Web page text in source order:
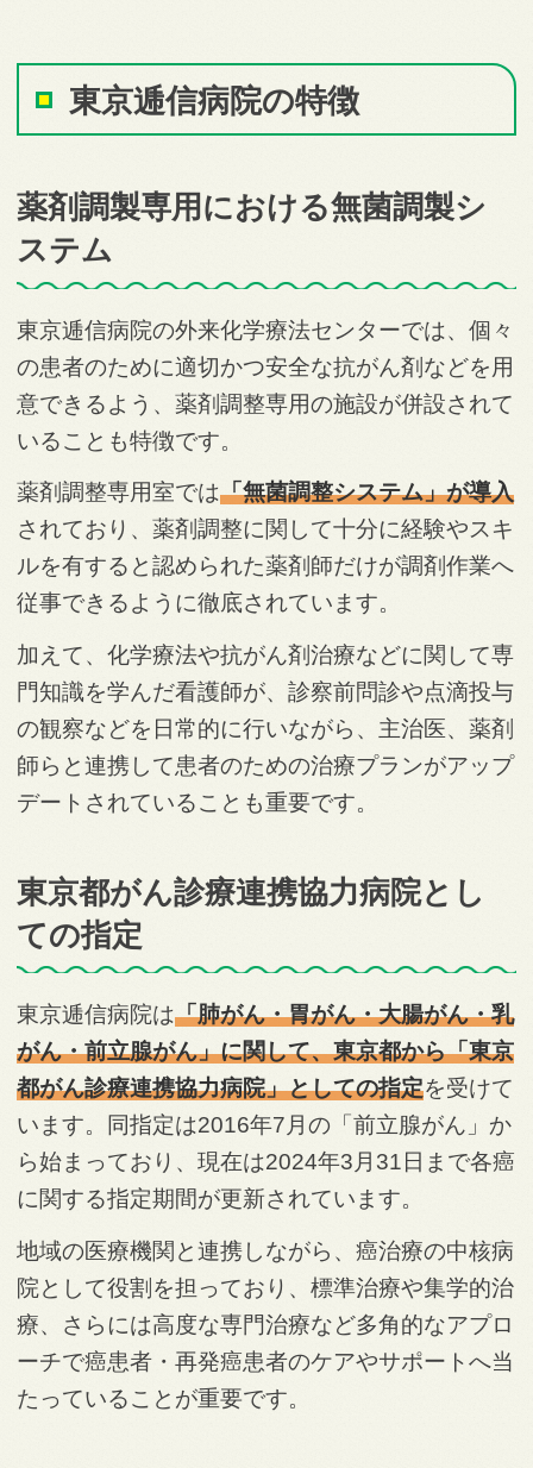
東京逓信病院の特徴
薬剤調製専用における無菌調製シ
ステム
東京逓信病院の外来化学療法センターでは、個々
の患者のために適切かつ安全な抗がん剤などを用
意できるよう、薬剤調整専用の施設が併設されて
いることも特徴です。
薬剤調整専用室では「無菌調整システム」が導入
されており、薬剤調整に関して十分に経験やスキ
ルを有すると認められた薬剤師だけが調剤作業へ
従事できるように徹底されています。
加えて、化学療法や抗がん剤治療などに関して専
門知識を学んだ看護師が、診察前問診や点滴投与
の観察などを日常的に行いながら、主治医、薬剤
師らと連携して患者のための治療プランがアップ
デートされていることも重要です。
東京都がん診療連携協力病院とし
ての指定
東京逓信病院は「肺がん・胃がん・大腸がん・乳
がん・前立腺がん」に関して、東京都から「東京
都がん診療連携協力病院」としての指定を受けて
います。同指定は2016年7月の「前立腺がん」か
ら始まっており、現在は2024年3月31日まで各癌
に関する指定期間が更新されています。
地域の医療機関と連携しながら、癌治療の中核病
院として役割を担っており、標準治療や集学的治
療、さらには高度な専門治療など多角的なアプロ
ーチで癌患者・再発癌患者のケアやサポートへ当
たっていることが重要です。